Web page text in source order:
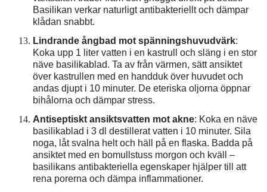
Basilikan verkar naturligt antibakteriellt och dämpar
klådan snabbt.
Lindrande ångbad mot spänningshuvudvärk:
Koka upp 1 liter vatten i en kastrull och släng i en stor
näve basilikablad. Ta av från värmen, sätt ansiktet
över kastrullen med en handduk över huvudet och
andas djupt i 10 minuter. De eteriska oljorna öppnar
bihålorna och dämpar stress.
Antiseptiskt ansiktsvatten mot akne: Koka en näve
basilikablad i 3 dl destillerat vatten i 10 minuter. Sila
noga, låt svalna helt och häll på en flaska. Badda på
ansiktet med en bomullstuss morgon och kväll –
basilikans antibakteriella egenskaper hjälper till att
rena porerna och dämpa inflammationer.